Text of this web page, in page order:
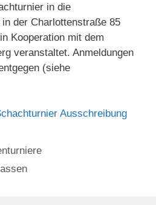
in die
der Charlottenstraße 85
Kooperation mit dem
veranstaltet. Anmeldungen
(siehe
Ausschreibung